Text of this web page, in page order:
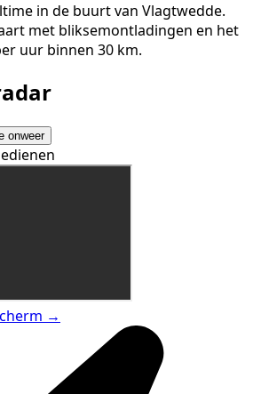
in de buurt van Vlagtwedde.
met bliksemontladingen en het
uur binnen 30 km.
onweer
→